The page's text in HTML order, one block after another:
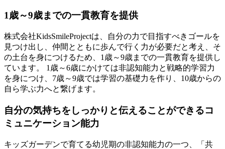
1歳～9歳までの一貫教育を提供
株式会社KidsSmileProjectは、自分の力で目指すべきゴールを
見つけ出し、仲間とともに歩んで行く力が必要だと考え、そ
の土台を身につけるため、1歳～9歳までの一貫教育を提供し
ています。
1歳～6歳にかけては非認知能力と戦略的学習力
を身につけ、7歳～9歳では学習の基礎力を作り、10歳からの
自ら学ぶ力へと繋げます。
自分の気持ちをしっかりと伝えることができるコ
ミュニケーション能力
キッズガーデンで育てる幼児期の非認知能力の一つ、「共